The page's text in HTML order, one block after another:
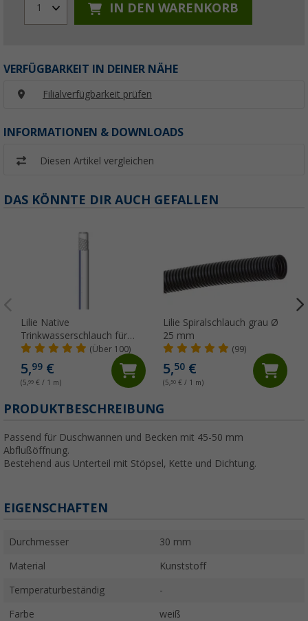
1 IN DEN WARENKORB
VERFÜGBARKEIT IN DEINER NÄHE
Filialverfügbarkeit prüfen
INFORMATIONEN & DOWNLOADS
Diesen Artikel vergleichen
DAS KÖNNTE DIR AUCH GEFALLEN
Lilie Native
Trinkwasserschlauch für
Kaltwasser 10x15 mm
(Meterware)
(Über 100)
5,99 €
(5,99 € / 1 m)
Lilie Spiralschlauch grau Ø
25 mm
(99)
5,50€
(5,50€ / 1 m)
PRODUKTBESCHREIBUNG
Passend für Duschwannen und Becken mit 45-50 mm
Abflußöffnung.
Bestehend aus Unterteil mit Stöpsel, Kette und Dichtung.
EIGENSCHAFTEN
Durchmesser 30 mm
Material Kunststoff
Temperaturbeständig -
Farbe weiß